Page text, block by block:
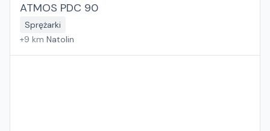
ATMOS PDC 90
Sprężarki
+9 km Natolin